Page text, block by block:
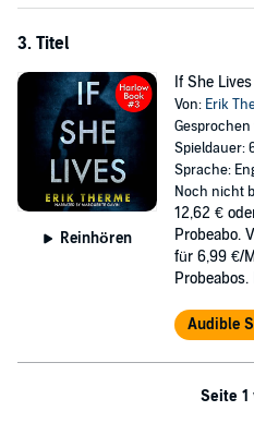
3. Titel
Reinhören
If She Lives
Von: Erik
Gesprochen
Spieldauer:
Sprache:
Noch nicht
12,62 €
Probeabo.
für 6,99 €/
Probeabos.
Audible
Seite 1